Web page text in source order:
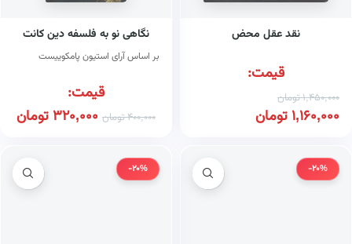
نقد عقل محض
قیمت:
1,450,000تومان
1,160,000تومان
نگاهی نو به فلسفه دین کانت
بر اساس آرای استیون پامکوییست
قیمت:
400,000تومان 320,000تومان
-20%
-20%